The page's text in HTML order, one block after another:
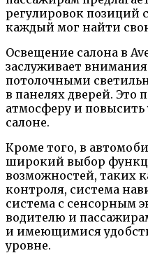
регулировок позиций
каждый мог найти
Освещение салона в
заслуживает
потолочными
в панелях дверей. Это
атмосферу и
салоне.
Кроме того, в
широкий выбор
возможностей, таких
контроля, система
система с сенсорным
водителю и
и имеющимися
уровне.